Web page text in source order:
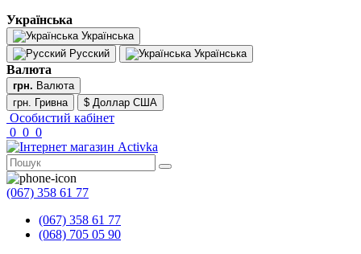
Українська
Українська
Русский
Українська
Валюта
грн. Валюта
грн. Гривна
$ Доллар США
Особистий кабінет
0 0 0
(067) 358 61 77
(067) 358 61 77
(068) 705 05 90